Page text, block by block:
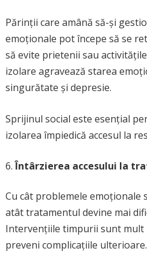
Părinții care amână să-și
emoționale pot începe să se
să evite prietenii sau
izolare agravează starea
singurătate și depresie.
Sprijinul social este esențial
izolarea împiedică accesul la
Întârzierea accesului la
Cu cât problemele emoționale
atât tratamentul devine mai
Intervențiile timpurii sunt mult
preveni complicațiile ulterioare.